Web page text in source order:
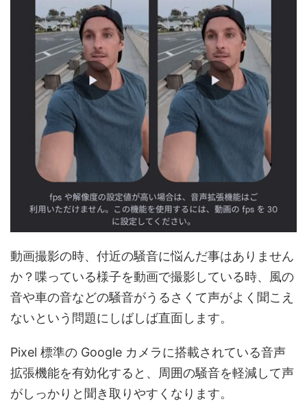
動画撮影の時、付近の騒音に悩んだ事はありません
か？喋っている様子を動画で撮影している時、風の
音や車の音などの騒音がうるさくて声がよく聞こえ
ないという問題にしばしば直面します。
Pixel 標準の Google カメラに搭載されている音声
拡張機能を有効化すると、周囲の騒音を軽減して声
がしっかりと聞き取りやすくなります。